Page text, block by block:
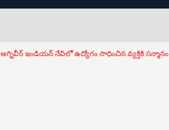
అగ్నివీర్ ఇండియన్ నేవిలో ఉద్యోగం సాధించిన వ్యక్తికి సన్మానం